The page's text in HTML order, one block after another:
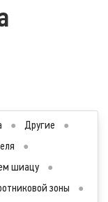
● Другие
●
●
шиацу
●
зоны
●